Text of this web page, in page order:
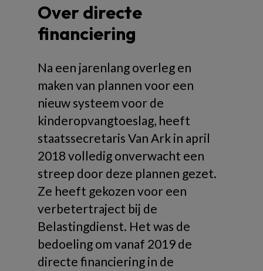
Over directe
financiering
Na een jarenlang overleg en
maken van plannen voor een
nieuw systeem voor de
kinderopvangtoeslag, heeft
staatssecretaris Van Ark in april
2018 volledig onverwacht een
streep door deze plannen gezet.
Ze heeft gekozen voor een
verbetertraject bij de
Belastingdienst. Het was de
bedoeling om vanaf 2019 de
directe financiering in de